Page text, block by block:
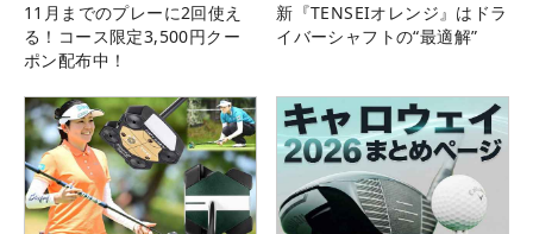
11月までのプレーに2回使え
る！コース限定3,500円クー
ポン配布中！
新『TENSEIオレンジ』はドラ
イバーシャフトの“最適解”